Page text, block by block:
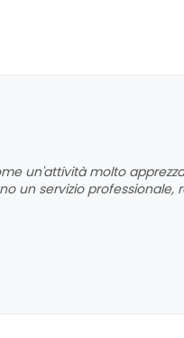
un'attività molto
un servizio professionale,
La soddisfazione